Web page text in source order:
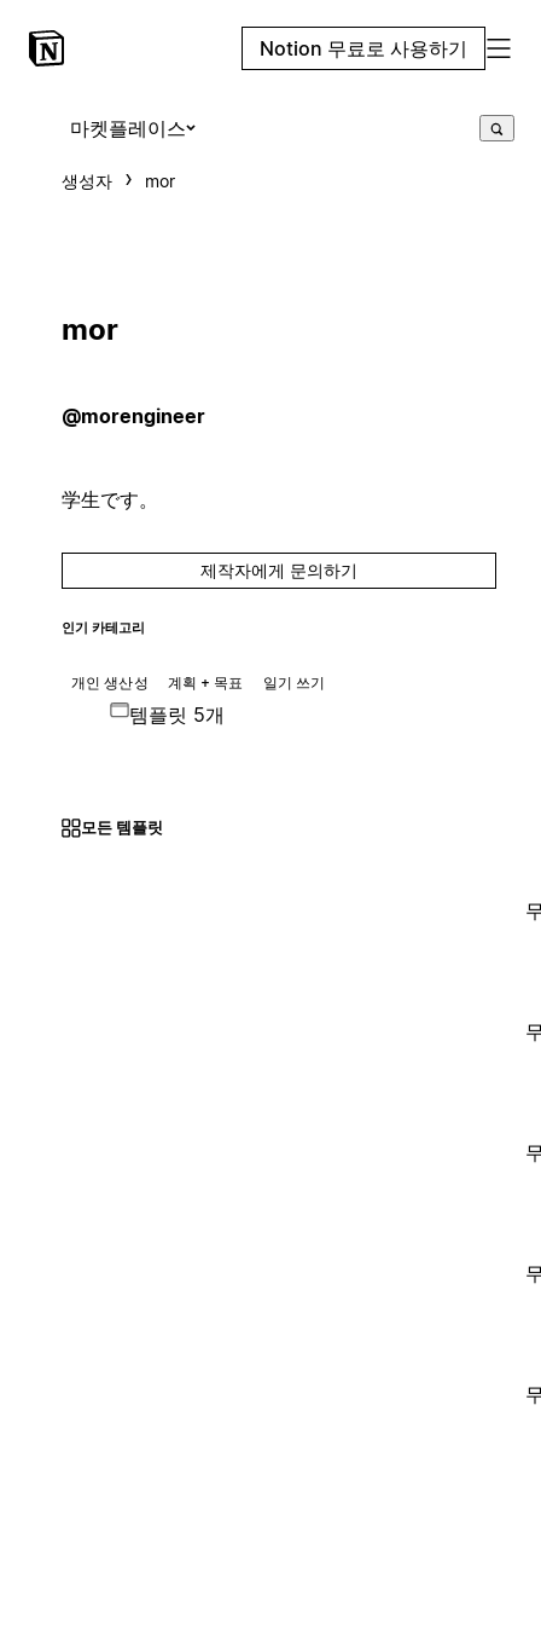
Notion 무료로 사용하기
마켓플레이스
생성자 mor
mor
@morengineer
学生です。
제작자에게 문의하기
인기 카테고리
개인 생산성 계획 + 목표 일기 쓰기
템플릿 5개
모든 템플릿